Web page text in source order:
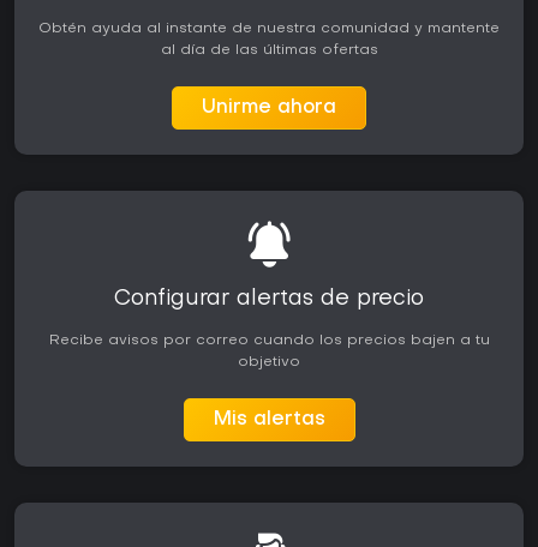
Obtén ayuda al instante de nuestra comunidad y mantente
al día de las últimas ofertas
Unirme ahora
Configurar alertas de precio
Recibe avisos por correo cuando los precios bajen a tu
objetivo
Mis alertas